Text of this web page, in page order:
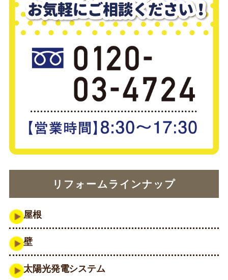
リフォームラインナップ
屋根
壁
太陽光発電システム